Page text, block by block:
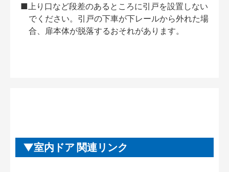
■上り口など段差のあるところに引戸を設置しない
でください。引戸の下車が下レールから外れた場
合、扉本体が脱落するおそれがあります。
室内ドア 関連リンク